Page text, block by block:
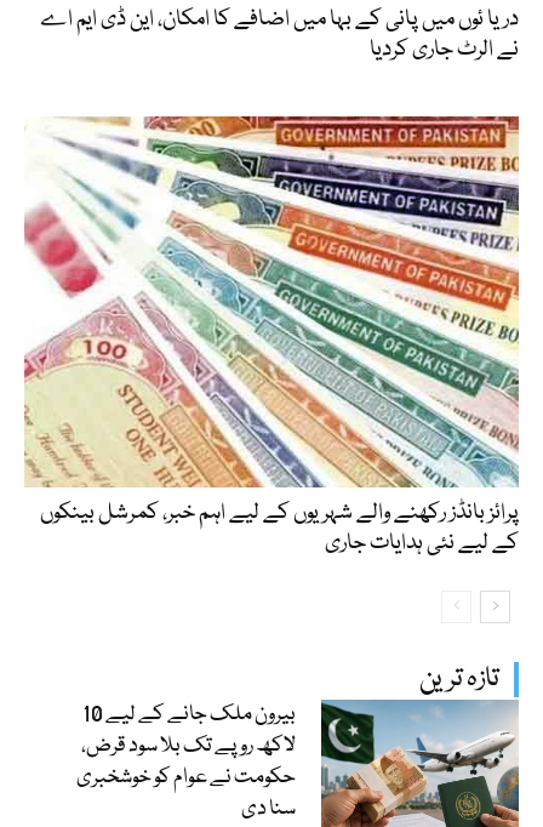
تازہ ترین
بیرون ملک جانے کے لیے 10
لاکھ روپے تک بلا سود قرض،
حکومت نے عوام کو خوشخبری
سنا دی
دریا ئوں میں پانی کے بہا میں اضافے کا امکان، این ڈی ایم اے
نے الرٹ جاری کردیا
پرائز بانڈز رکھنے والے شہریوں کے لیے اہم خبر، کمرشل بینکوں
کے لیے نئی ہدایات جاری